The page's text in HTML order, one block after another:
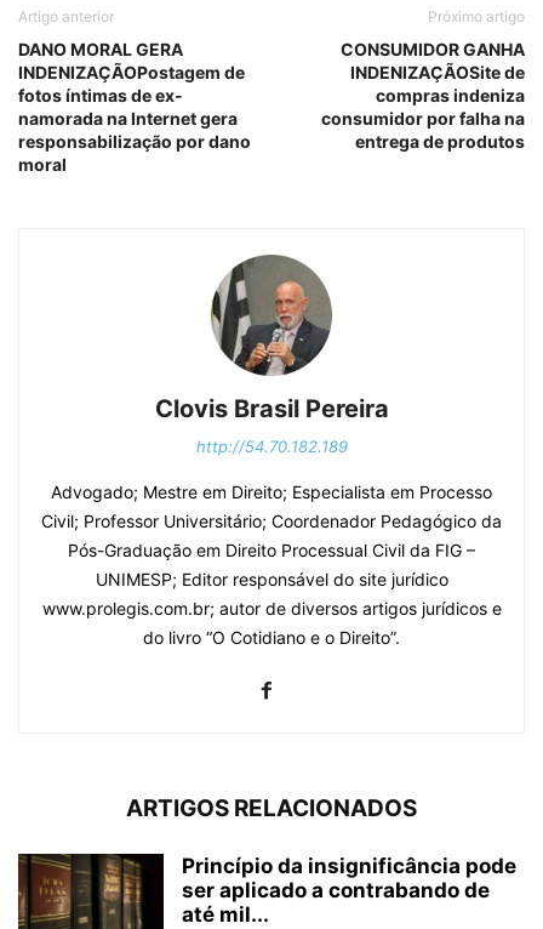
Artigo anterior
DANO MORAL GERA
INDENIZAÇÃOPostagem de
fotos íntimas de ex-
namorada na Internet gera
responsabilização por dano
moral
Próximo artigo
CONSUMIDOR GANHA
INDENIZAÇÃOSite de
compras indeniza
consumidor por falha na
entrega de produtos
Clovis Brasil Pereira
http://54.70.182.189
Advogado; Mestre em Direito; Especialista em Processo
Civil; Professor Universitário; Coordenador Pedagógico da
Pós-Graduação em Direito Processual Civil da FIG –
UNIMESP; Editor responsável do site jurídico
www.prolegis.com.br; autor de diversos artigos jurídicos e
do livro “O Cotidiano e o Direito”.
ARTIGOS RELACIONADOS
Princípio da insignificância pode
ser aplicado a contrabando de
até mil...